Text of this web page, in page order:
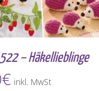
– Häkellieblinge
€ inkl. MwSt